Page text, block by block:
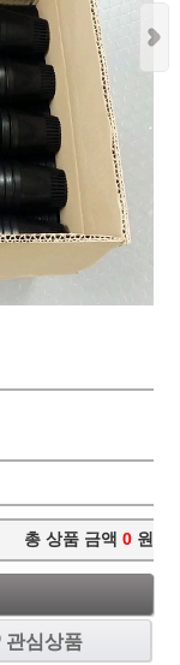
총 상품 금액 0 원
관심상품